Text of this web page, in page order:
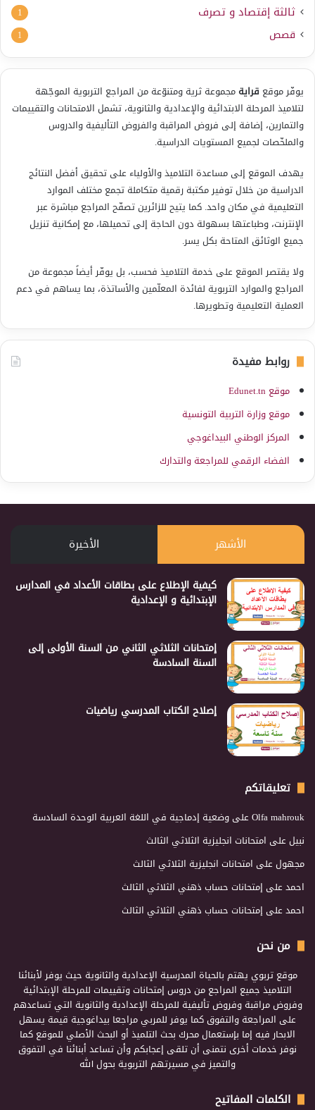
ثالثة إقتصاد و تصرف 1
قصص 1
يوفّر موقع قرايةمجموعة ثرية ومتنوّعة من المراجع التربوية الموجّهة
لتلاميذ المرحلة الابتدائية والإعدادية والثانوية، تشمل الامتحانات والتقييمات
والتمارين، إضافة إلى فروض المراقبة والفروض التأليفية والدروس
والملخّصات لجميع المستويات الدراسية.
يهدف الموقع إلى مساعدة التلاميذ والأولياء على تحقيق أفضل النتائج
الدراسية من خلال توفير مكتبة رقمية متكاملة تجمع مختلف الموارد
التعليمية في مكان واحد. كما يتيح للزائرين تصفّح المراجع مباشرة عبر
الإنترنت، وطباعتها بسهولة دون الحاجة إلى تحميلها، مع إمكانية تنزيل
جميع الوثائق المتاحة بكل يسر.
ولا يقتصر الموقع على خدمة التلاميذ فحسب، بل يوفّر أيضاً مجموعة من
المراجع والموارد التربوية لفائدة المعلّمين والأساتذة، بما يساهم في دعم
العملية التعليمية وتطويرها.
روابط مفيدة
موقع Edunet.tn
موقع وزارة التربية التونسية
المركز الوطني البيداغوجي
الفضاء الرقمي للمراجعة والتدارك
الأشهر الأخيرة
كيفية الإطلاع على بطاقات الأعداد في المدارس
الإبتدائية و الإعدادية
إمتحانات الثلاثي الثاني من السنة الأولى إلى
السنة السادسة
إصلاح الكتاب المدرسي رياضيات
تعليقاتكم
Olfa mahroukعلى وضعية إدماجية في اللغة العربية الوحدة السادسة
نبيلعلى امتحانات انجليزية الثلاثي الثالث
مجهولعلى امتحانات انجليزية الثلاثي الثالث
احمدعلى إمتحانات حساب ذهني الثلاثي الثالث
احمدعلى إمتحانات حساب ذهني الثلاثي الثالث
من نحن
موقع تربوي يهتم بالحياة المدرسية الإعدادية والثانوية حيث يوفر لأبنائنا
التلاميذ جميع المراجع من دروس إمتحانات وتقييمات للمرحلة الإبتدائية
وفروض مراقبة وفروض تأليفية للمرحلة الإعدادية والثانوية التي تساعدهم
على المراجعة والتفوق كما يوفر للمربي مراجعا بيداغوجية قيمة يسهل
الابحار فيه إما بإستعمال محرك بحث التلميذ أو البحث الأصلي للموقع كما
نوفر خدمات أخرى نتمنى أن تلقى إعجابكم وأن تساعد أبنائنا في التفوق
والتميز في مسيرتهم التربوية بحول الله
الكلمات المفاتيح